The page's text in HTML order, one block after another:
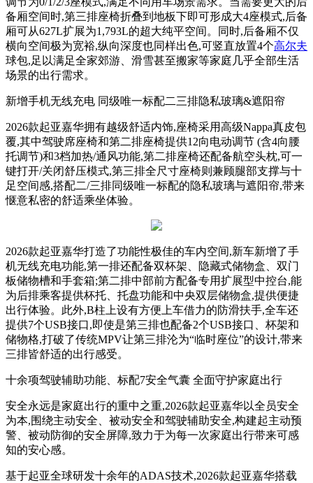
备厢空间时,第三排座椅折叠到地板下即可形成大4座模式,后备
厢可从627L扩展为1,793L的超大纯平空间。同时,后备厢不仅
横向空间极为宽裕,纵向深度也同样出色,可竖直放置4个高尔夫
球包,足以满足全家郊游、滑雪甚至搬家等家庭几乎全部生活
场景的出行需求。
新增手机无线充电 同级唯一标配二三排隐私玻璃&遮阳帘
2026款起亚嘉华拥有越级舒适内饰,座椅采用高级Nappa真皮包
覆,其中驾驶席座椅和第二排座椅提供12向电动调节 (含4向腰
托调节)和3档加热/通风功能,第二排座椅还配备航空头枕,可一
键打开/关闭舒压模式,第三排全尺寸座椅则兼顾腿部支撑与十
足空间感,搭配二/三排同级唯一标配的隐私玻璃与遮阳帘,带来
惬意私密的舒适乘坐体验。
2026款起亚嘉华打造了功能性极佳的车内空间,新车新增了手
机无线充电功能,第一排还配备双杯架、隐藏式储物盒、双门
板储物槽和手套箱;第二排中部前方配备专用扩展型中控台,能
为后排乘客提供杯托、托盘功能和中央双层储物盒,提供便捷
出行体验。此外,B柱上设有方便上车借力的防滑扶手,全车还
提供7个USB接口,即使是第三排也配备2个USB接口、杯架和
储物格,打破了传统MPV让第三排沦为“临时座位”的设计,带来
三排皆舒适的出行感受。
十余项驾驶辅助功能、标配7安全气囊 全面守护家庭出行
安全永远是家庭出行的重中之重,2026款起亚嘉华以全员安全
为本,围绕主动安全、被动安全和驾驶辅助安全,构建起主动预
警、被动防御的安全屏障,致力于为每一次家庭出行带来可感
知的安心感。
基于起亚全球研发十余年的ADAS技术,2026款起亚嘉华搭载